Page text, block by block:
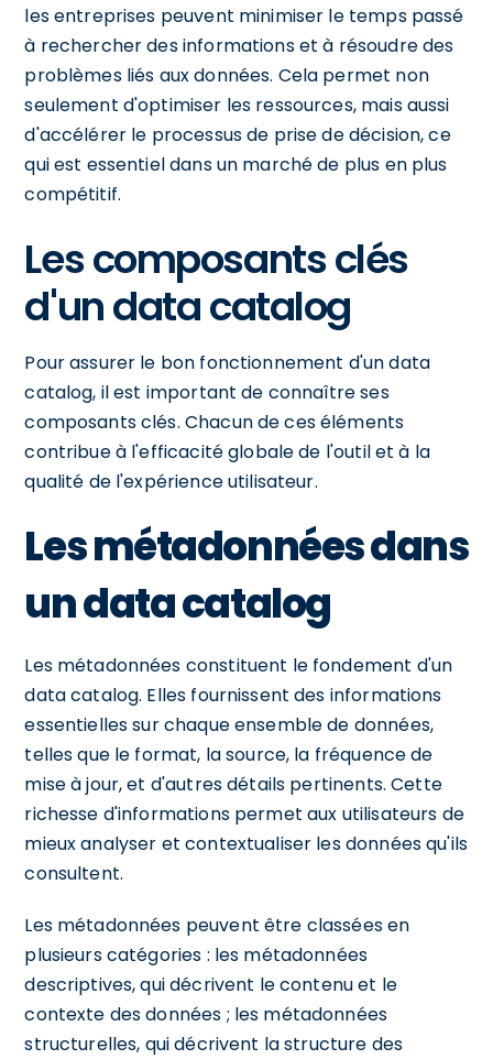
les entreprises peuvent minimiser le temps passé
à rechercher des informations et à résoudre des
problèmes liés aux données. Cela permet non
seulement d'optimiser les ressources, mais aussi
d'accélérer le processus de prise de décision, ce
qui est essentiel dans un marché de plus en plus
compétitif.
Les composants clés
d'un data catalog
Pour assurer le bon fonctionnement d'un data
catalog, il est important de connaître ses
composants clés. Chacun de ces éléments
contribue à l'efficacité globale de l'outil et à la
qualité de l'expérience utilisateur.
Les métadonnées dans
un data catalog
Les métadonnées constituent le fondement d'un
data catalog. Elles fournissent des informations
essentielles sur chaque ensemble de données,
telles que le format, la source, la fréquence de
mise à jour, et d'autres détails pertinents. Cette
richesse d'informations permet aux utilisateurs de
mieux analyser et contextualiser les données qu'ils
consultent.
Les métadonnées peuvent être classées en
plusieurs catégories : les métadonnées
descriptives, qui décrivent le contenu et le
contexte des données ; les métadonnées
structurelles, qui décrivent la structure des